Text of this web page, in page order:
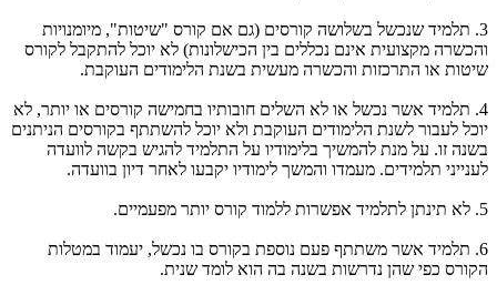
3. תלמיד שנכשל בשלושה קורסים (גם אם קורס "שיטות", מיומנויות
והכשרה מקצועית אינם נכללים בין הכישלונות) לא יוכל להתקבל לקורס
שיטות או התרכזות והכשרה מעשית בשנת הלימודים העוקבת.
4. תלמיד אשר נכשל או לא השלים חובותיו בחמישה קורסים או יותר, לא
יוכל לעבור לשנת הלימודים העוקבת ולא יוכל להשתתף בקורסים הניתנים
בשנה זו. על מנת להמשיך בלימודיו על התלמיד להגיש בקשה לוועדה
לענייני תלמידים. מעמדו והמשך לימודיו יקבעו לאחר דיון בוועדה.
5. לא תינתן לתלמיד אפשרות ללמוד קורס יותר מפעמיים.
6. תלמיד אשר משתתף פעם נוספת בקורס בו נכשל, יעמוד במטלות
הקורס כפי שהן נדרשות בשנה בה הוא לומד שנית.